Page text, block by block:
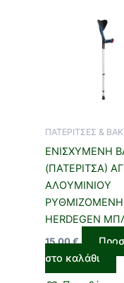
ΠΑΤΕΡΙΤΣΕΣ &
ΕΝΙΣΧΥΜΕΝΗ
(ΠΑΤΕΡΙΤΣΑ)
ΑΛΟΥΜΙΝΙΟΥ
ΡΥΘΜΙΖΟΜΕΝΗ
HERDEGEN
15,00€
στο καλάθι